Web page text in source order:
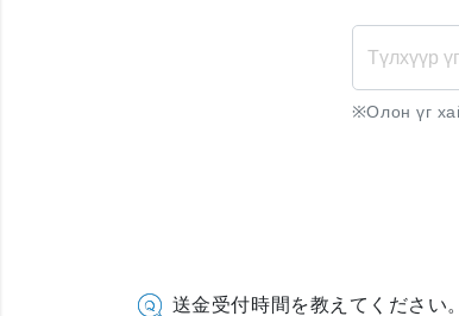
※Олон үг
送金受付時間を教えてください。